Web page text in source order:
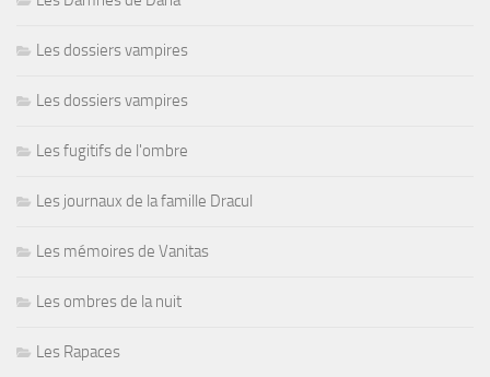
Les dossiers vampires
Les dossiers vampires
Les fugitifs de l'ombre
Les journaux de la famille Dracul
Les mémoires de Vanitas
Les ombres de la nuit
Les Rapaces